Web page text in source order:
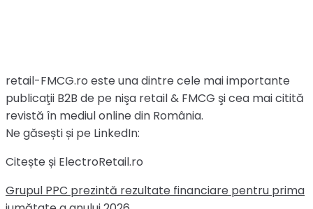
retail-FMCG.ro este una dintre cele mai importante
publicaţii B2B de pe nişa retail & FMCG şi cea mai citită
revistă în mediul online din România.
Ne găsești și pe LinkedIn:
Citește și ElectroRetail.ro
Grupul PPC prezintă rezultate financiare pentru prima